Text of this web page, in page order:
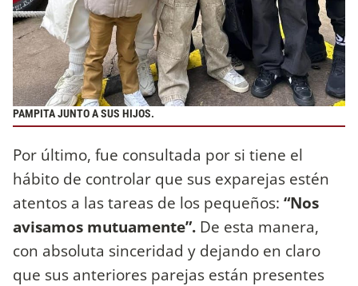
PAMPITA JUNTO A SUS HIJOS.
Por último, fue consultada por si tiene el
hábito de controlar que sus exparejas estén
atentos a las tareas de los pequeños: “Nos
avisamos mutuamente”. De esta manera,
con absoluta sinceridad y dejando en claro
que sus anteriores parejas están presentes